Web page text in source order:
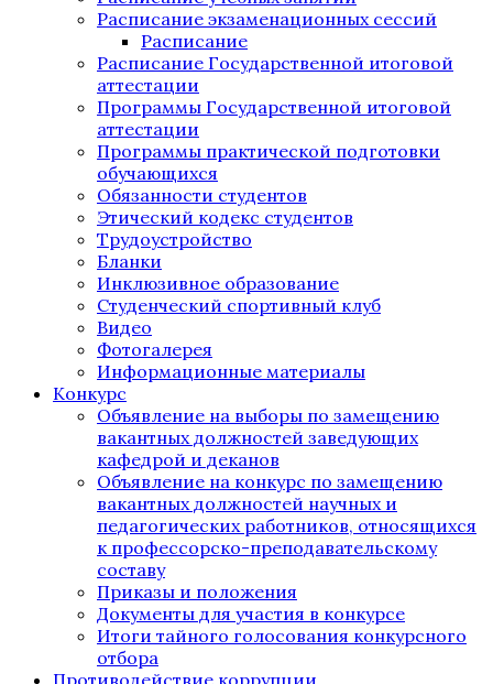
Расписание экзаменационных сессий
Расписание
Расписание Государственной итоговой
аттестации
Программы Государственной итоговой
аттестации
Программы практической подготовки
обучающихся
Обязанности студентов
Этический кодекс студентов
Трудоустройство
Бланки
Инклюзивное образование
Студенческий спортивный клуб
Видео
Фотогалерея
Информационные материалы
Конкурс
Объявление на выборы по замещению
вакантных должностей заведующих
кафедрой и деканов
Объявление на конкурс по замещению
вакантных должностей научных и
педагогических работников, относящихся
к профессорско-преподавательскому
составу
Приказы и положения
Документы для участия в конкурсе
Итоги тайного голосования конкурсного
отбора
Противодействие коррупции